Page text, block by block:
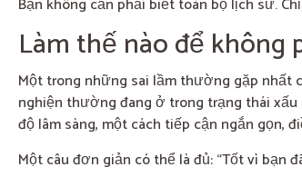
Bạn không cần phải biết toàn bộ lịch sử.
Làm thế nào để không
Một trong những sai lầm thường gặp nhất
nghiện thường đang ở trong trạng thái
độ lâm sàng, một cách tiếp cận ngắn
Một câu đơn giản có thể là đủ: “Tốt vì bạn